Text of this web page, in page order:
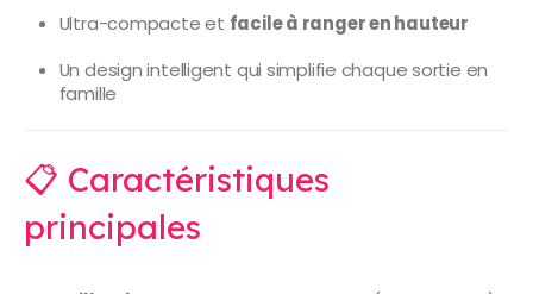
Ultra-compacte et facile à ranger en hauteur
Un design intelligent qui simplifie chaque sortie en
famille
📋 Caractéristiques
principales